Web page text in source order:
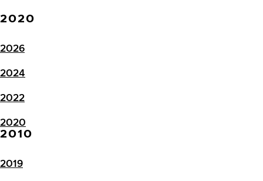
2020
2026
2024
2022
2020
2010
2019